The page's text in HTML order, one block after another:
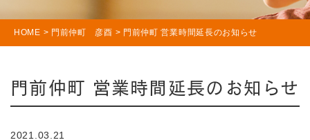
HOME > 門前仲町 彦酉 > 門前仲町 営業時間延長のお知らせ
門前仲町 営業時間延長のお知らせ
2021.03.21